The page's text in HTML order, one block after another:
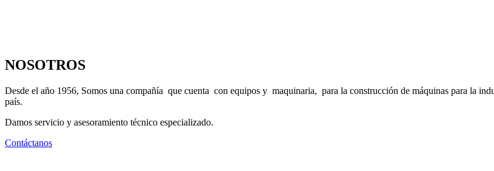
NOSOTROS
Desde el año 1956, Somos una compañía que cuenta con equipos y maquinaria, para la construcción de máquinas para la
país.
Damos servicio y asesoramiento técnico especializado.
Contáctanos